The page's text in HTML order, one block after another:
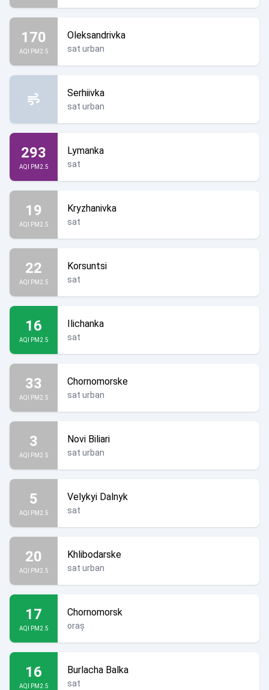
170
AQI PM2.5
Oleksandrivka
sat urban
Serhiivka
sat urban
293
AQI PM2.5
Lymanka
sat
19
AQI PM2.5
Kryzhanivka
sat
22
AQI PM2.5
Korsuntsi
sat
16
AQI PM2.5
Ilichanka
sat
33
AQI PM2.5
Chornomorske
sat urban
3
AQI PM2.5
Novi Biliari
sat urban
5
AQI PM2.5
Velykyi Dalnyk
sat
20
AQI PM2.5
Khlibodarske
sat urban
17
AQI PM2.5
Chornomorsk
oraș
16
AQI PM2.5
Burlacha Balka
sat